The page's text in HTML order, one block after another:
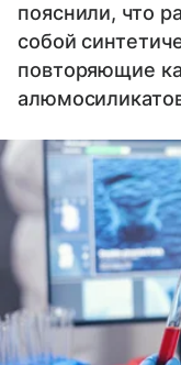
пояснили, что
собой
повторяющие